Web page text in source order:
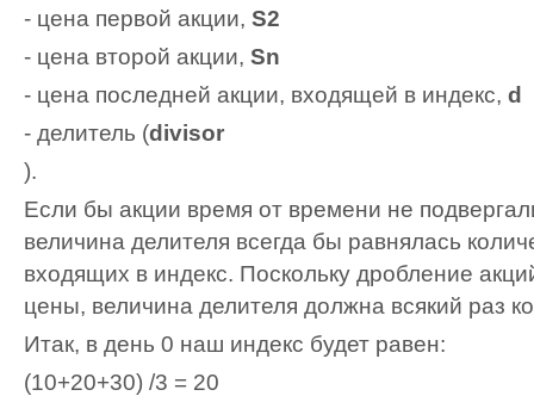
- цена первой акции, S2
- цена второй акции, Sn
- цена последней акции, входящей в индекс, d
- делитель (divisor
).
Если бы акции время от времени не
величина делителя всегда бы равнялась
входящих в индекс. Поскольку дробление
цены, величина делителя должна всякий раз
Итак, в день 0 наш индекс будет равен:
(10+20+30) /3 = 20